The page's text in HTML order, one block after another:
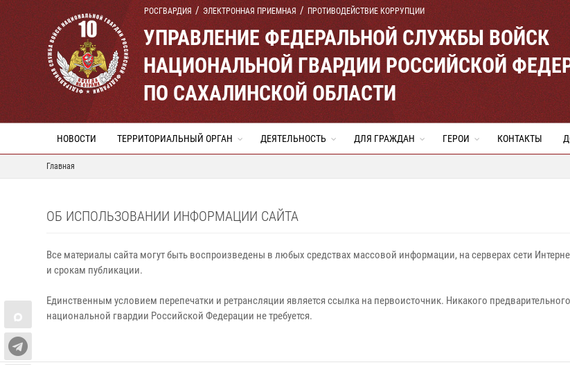
РОСГВАРДИЯ ЭЛЕКТРОННАЯ ПРИЕМНАЯ ПРОТИВОДЕЙСТВИЕ КОРРУПЦИИ
УПРАВЛЕНИЕ ФЕДЕРАЛЬНОЙ СЛУЖБЫ ВОЙСК
НАЦИОНАЛЬНОЙ ГВАРДИИ РОССИЙСКОЙ
ПО САХАЛИНСКОЙ ОБЛАСТИ
НОВОСТИ ТЕРРИТОРИАЛЬНЫЙ ОРГАН ДЕЯТЕЛЬНОСТЬ ДЛЯ ГРАЖДАН ГЕРОИ КОНТАКТЫ
Главная
ОБ ИСПОЛЬЗОВАНИИ ИНФОРМАЦИИ САЙТА
Все материалы сайта могут быть воспроизведены в любых средствах массовой информации, на серверах сети
и срокам публикации.
Единственным условием перепечатки и ретрансляции является ссылка на первоисточник. Никакого
национальной гвардии Российской Федерации не требуется.